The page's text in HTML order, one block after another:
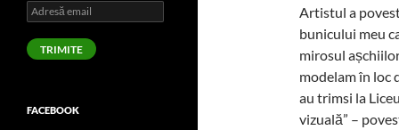
Artistul a
bunicului meu
mirosul
modelam în loc
au trimsi la
vizuală” –
Adresă
email
TRIMITE
FACEBOOK